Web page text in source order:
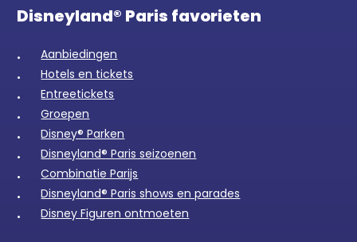
Disneyland® Paris favorieten
Aanbiedingen
Hotels en tickets
Entreetickets
Groepen
Disney® Parken
Disneyland® Paris seizoenen
Combinatie Parijs
Disneyland® Paris shows en parades
Disney Figuren ontmoeten